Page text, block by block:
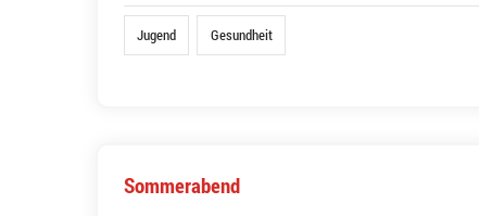
Jugend Gesundheit
Sommerabend